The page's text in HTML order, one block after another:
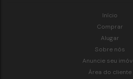
Início
Comprar
Alugar
Sobre nós
Anuncie seu
Área do cliente